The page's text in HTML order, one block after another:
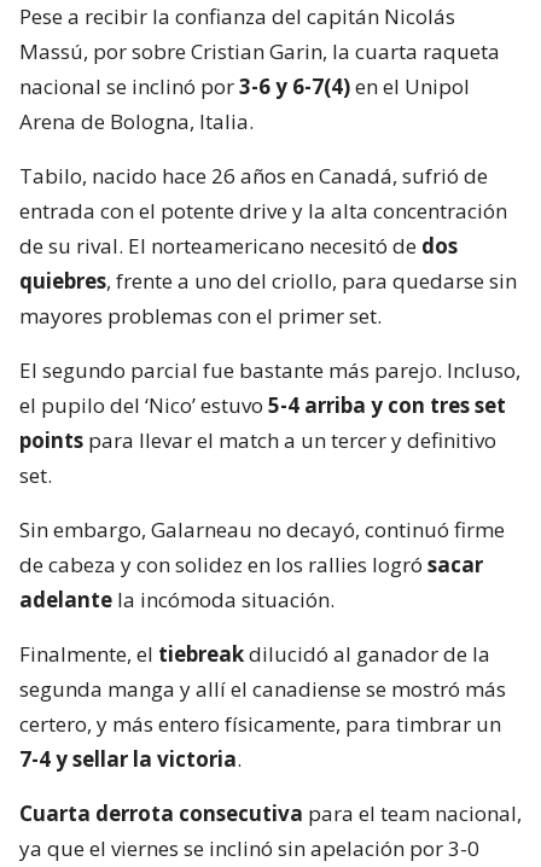
Pese a recibir la confianza del capitán Nicolás
Massú, por sobre Cristian Garin, la cuarta raqueta
nacional se inclinó por3-6 y 6-7(4)en el Unipol
Arena de Bologna, Italia.
Tabilo, nacido hace 26 años en Canadá, sufrió de
entrada con el potente drive y la alta concentración
de su rival. El norteamericano necesitó de dos
quiebres, frente a uno del criollo, para quedarse sin
mayores problemas con el primer set.
El segundo parcial fue bastante más parejo. Incluso,
el pupilo del ‘Nico’ estuvo 5-4 arriba y con tres set
points para llevar el match a un tercer y definitivo
set.
Sin embargo, Galarneau no decayó, continuó firme
de cabeza y con solidez en los rallies logró sacar
adelante la incómoda situación.
Finalmente, el tiebreakdilucidó al ganador de la
segunda manga y allí el canadiense se mostró más
certero, y más entero físicamente, para timbrar un
7-4 y sellar la victoria.
Cuarta derrota consecutiva para el team nacional,
ya que el viernes se inclinó sin apelación por 3-0